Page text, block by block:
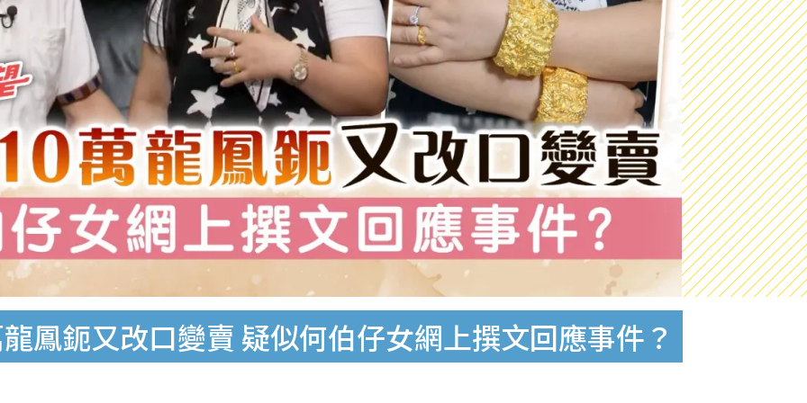
鳳鈪又改口變賣 疑似何伯仔女網上撰文回應事件？